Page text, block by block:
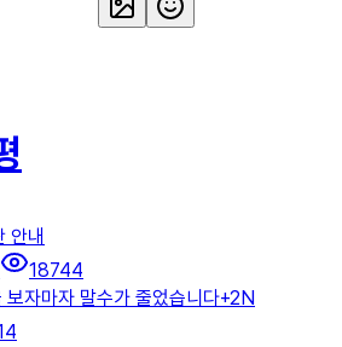
안내
18744
자마자 말수가 줄었습니다+2 N